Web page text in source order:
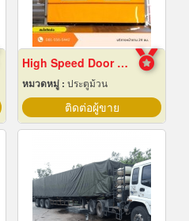
High Speed Door สมุทรปราการ
หมวดหมู่ : ประตูม้วน
ติดต่อผู้ขาย